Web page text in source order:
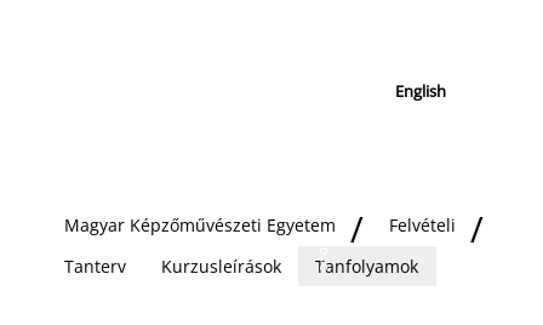
English
Magyar Képzőművészeti Egyetem
Felvételi
Tanterv
Kurzusleírások Tanfolyamok